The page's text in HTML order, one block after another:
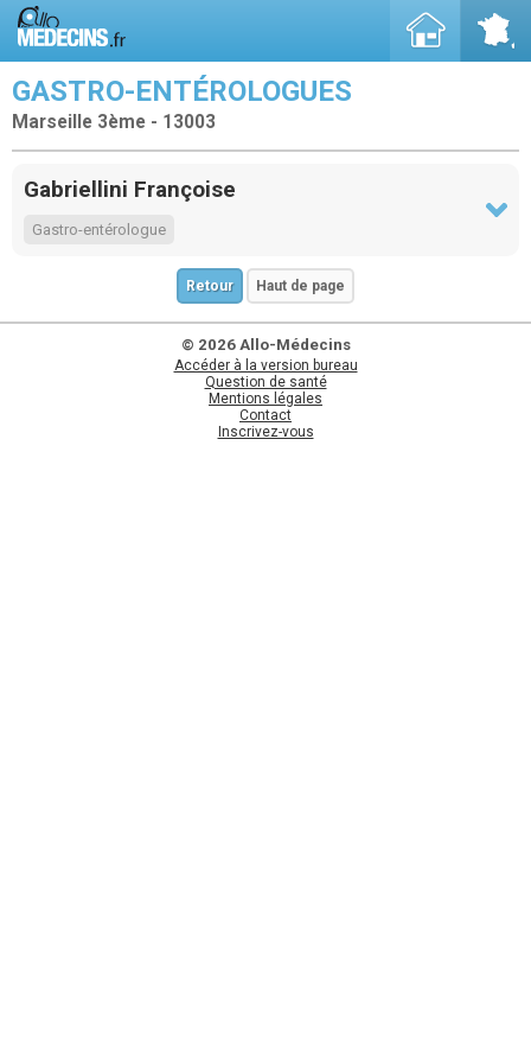
GASTRO-ENTÉROLOGUES
Marseille 3ème - 13003
Gabriellini Françoise
Gastro-entérologue
Retour Haut de page
© 2026 Allo-Médecins
Accéder à la version bureau
Question de santé
Mentions légales
Contact
Inscrivez-vous